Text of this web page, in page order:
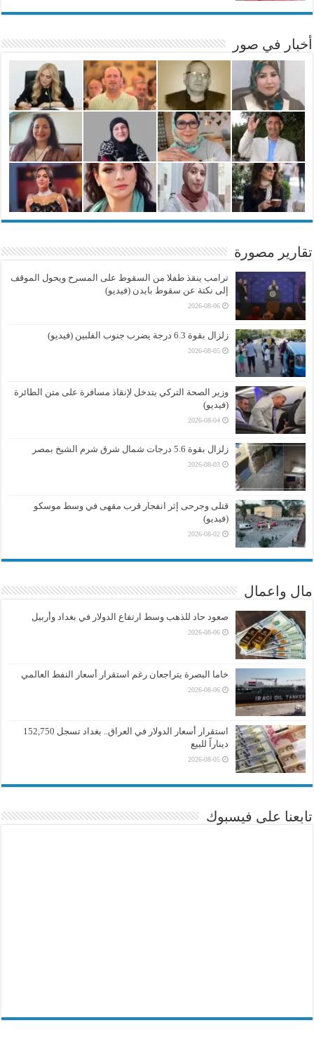
أخبار في صور
تقارير مصورة
ترامب ينقذ طفلا من السقوط على المسرح ويحول الموقف
إلى نكتة عن سقوط بايدن (فيديو)
2026-08-06
زلزال بقوة 6.3 درجة يضرب جنوب الفلبين (فيديو)
2026-08-05
وزير الصحة التركي يتدخل لإنقاذ مسافرة على متن الطائرة
(فيديو)
2026-08-04
زلزال بقوة 5.6 درجات شمال شرق شرم الشيخ بمصر
2026-08-03
قتلى وجرحى إثر انفجار قرب مقهى في وسط موسكو
(فيديو)
2026-08-02
مال واعمال
صعود حاد للذهب وسط ارتفاع الدولار في بغداد وأربيل
2026-08-06
خاما البصرة يتراجعان رغم استقرار أسعار النفط العالمي
2026-08-06
استقرار أسعار الدولار في العراق.. بغداد تسجل 152,750
ديناراً للبيع
2026-08-05
تابعنا على فيسبوك